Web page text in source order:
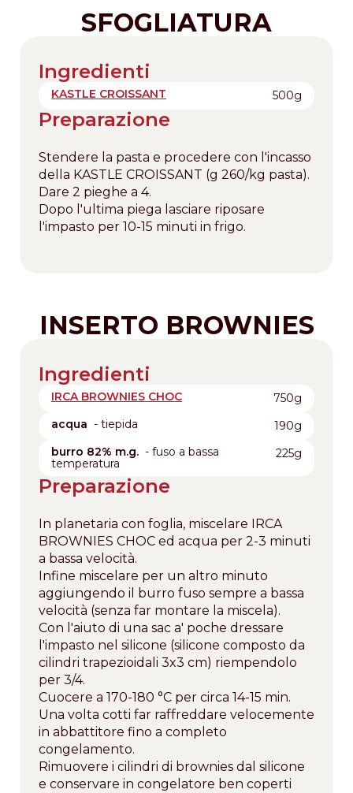
SFOGLIATURA
Ingredienti
KASTLE CROISSANT 500g
Preparazione
Stendere la pasta e procedere con l'incasso
della KASTLE CROISSANT (g 260/kg pasta).
Dare 2 pieghe a 4.
Dopo l'ultima piega lasciare riposare
l'impasto per 10-15 minuti in frigo.
INSERTO BROWNIES
Ingredienti
IRCA BROWNIES CHOC
750g
acqua - tiepida
190g
burro 82% m.g. - fuso a bassa
temperatura
225g
Preparazione
In planetaria con foglia, miscelare IRCA
BROWNIES CHOC ed acqua per 2-3 minuti
a bassa velocità.
Infine miscelare per un altro minuto
aggiungendo il burro fuso sempre a bassa
velocità (senza far montare la miscela).
Con l'aiuto di una sac a' poche dressare
l'impasto nel silicone (silicone composto da
cilindri trapezioidali 3x3 cm) riempendolo
per 3/4.
Cuocere a 170-180 °C per circa 14-15 min.
Una volta cotti far raffreddare velocemente
in abbattitore fino a completo
congelamento.
Rimuovere i cilindri di brownies dal silicone
e conservare in congelatore ben coperti